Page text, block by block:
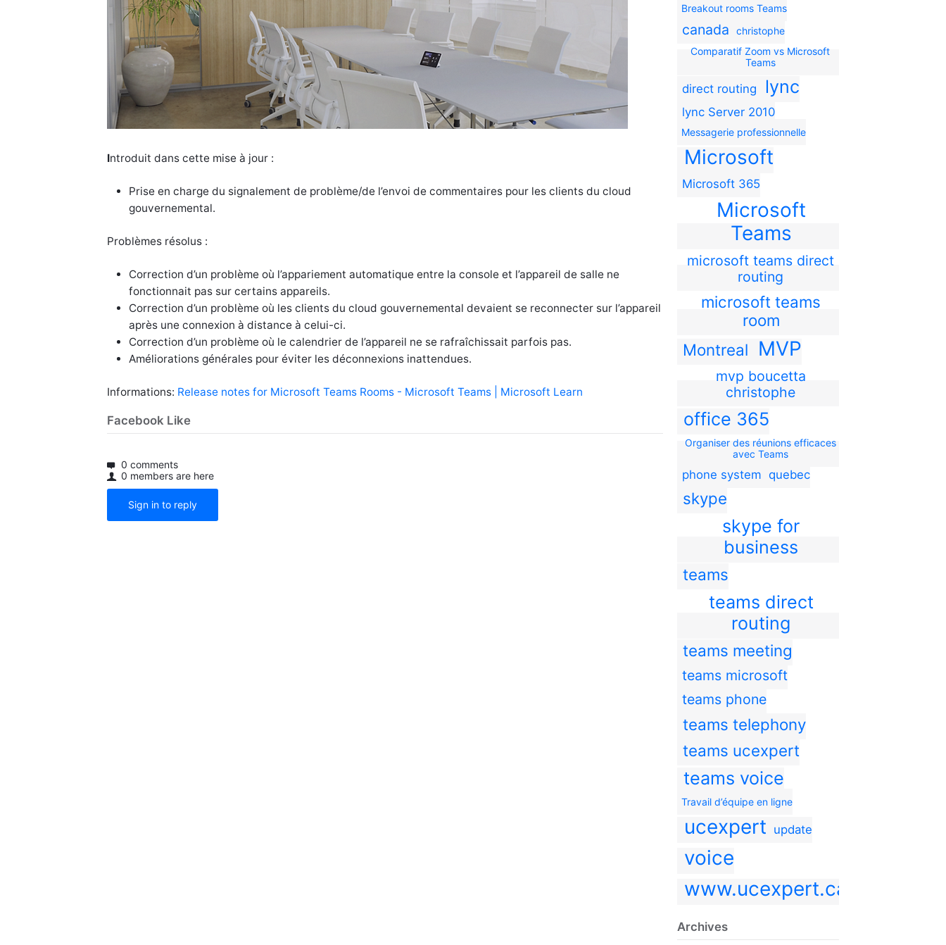
Breakout rooms Teams
canada
christophe
Comparatif Zoom vs Microsoft
Teams
direct routing lync
lync Server 2010
Messagerie professionnelle
Microsoft
Microsoft 365
Microsoft
Teams
microsoft teams direct
routing
microsoft teams
room
Montreal
MVP
mvp boucetta
christophe
office 365
Organiser des réunions efficaces
avec Teams
phone system quebec
skype
skype for
business
teams
teams direct
routing
teams meeting
teams microsoft
teams phone
teams telephony
teams ucexpert
teams voice
Travail d’équipe en ligne
ucexpert update
voice
www.ucexpert.ca
Archives
Introduit dans cette mise à jour :
Prise en charge du signalement de problème/de l’envoi de commentaires pour les clients du cloud
gouvernemental.
Problèmes résolus :
Correction d’un problème où l’appariement automatique entre la console et l’appareil de salle ne
fonctionnait pas sur certains appareils.
Correction d’un problème où les clients du cloud gouvernemental devaient se reconnecter sur l’appareil
après une connexion à distance à celui-ci.
Correction d’un problème où le calendrier de l’appareil ne se rafraîchissait parfois pas.
Améliorations générales pour éviter les déconnexions inattendues.
Informations: Release notes for Microsoft Teams Rooms - Microsoft Teams | Microsoft Learn
Facebook Like
0 comments
0 members are here
Sign in to reply